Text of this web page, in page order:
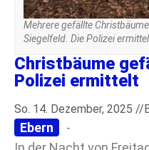
Mehrere gefällte
Siegelfeld. Die Polizei
Christbäume
Polizei ermittelt
So. 14. Dezember, 2025 //
Ebern
-